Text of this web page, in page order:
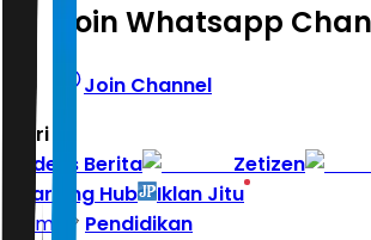
Join Whatsapp
Join Channel
Hari ini
Indeks Berita
Zetizen
Learning Hub
Iklan Jitu
Home
Pendidikan